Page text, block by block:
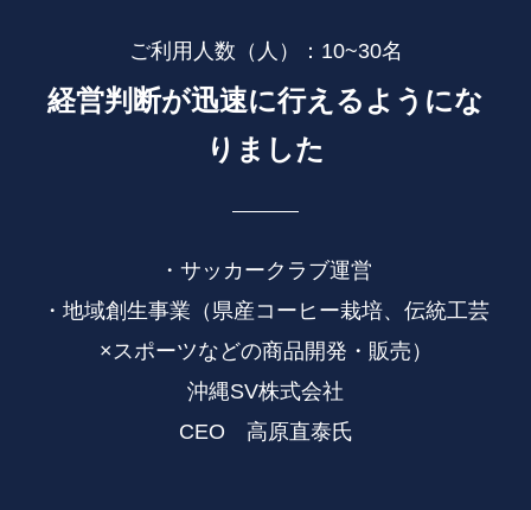
ご利用人数（人）：10~30名
経営判断が迅速に行えるようにな
りました
・サッカークラブ運営
・地域創生事業（県産コーヒー栽培、伝統工芸
×スポーツなどの商品開発・販売）
沖縄SV株式会社
CEO 高原直泰氏